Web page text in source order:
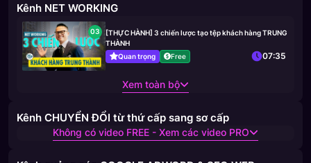
Kênh NET WORKING
03
[THỰC HÀNH] 3 chiến lược tạo tệp khách hàng TRUNG
THÀNH
Quan trọng
Free 07:35
Xem toàn bộ
Kênh CHUYỂN ĐỔI từ thứ cấp sang sơ cấp
Không có video FREE - Xem các video PRO